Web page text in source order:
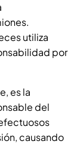
utiliza
por
es la
del
causando